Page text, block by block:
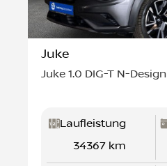
Juke
Juke 1.0 DIG-T N-Design
Laufleistung
34367 km